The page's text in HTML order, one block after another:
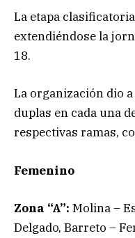
La etapa
extendiéndose la
18.
La organización dio
duplas en cada una
respectivas ramas,
Femenino
Zona “A”: Molina –
Delgado, Barreto –